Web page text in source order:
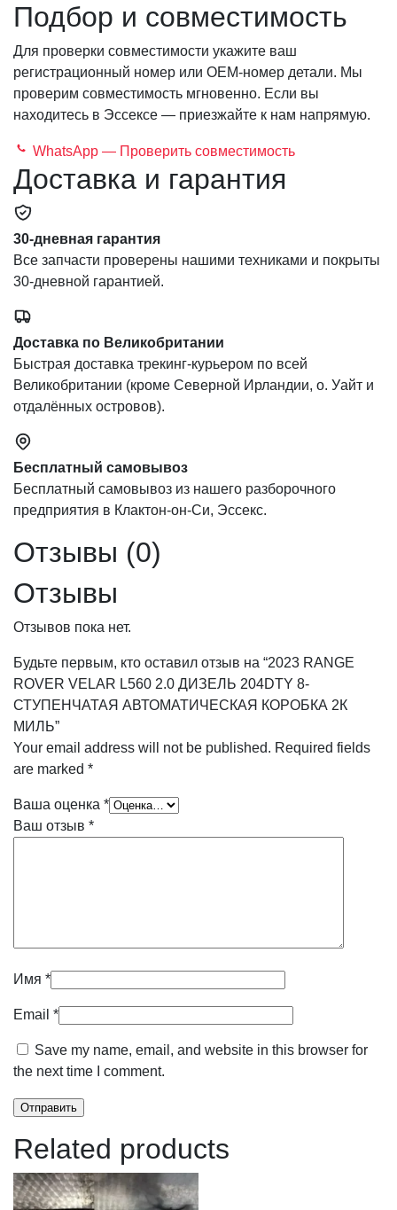
Подбор и совместимость
Для проверки совместимости укажите ваш
регистрационный номер или OEM-номер детали. Мы
проверим совместимость мгновенно. Если вы
находитесь в Эссексе — приезжайте к нам напрямую.
WhatsApp — Проверить совместимость
Доставка и гарантия
30-дневная гарантия
Все запчасти проверены нашими техниками и покрыты
30-дневной гарантией.
Доставка по Великобритании
Быстрая доставка трекинг-курьером по всей
Великобритании (кроме Северной Ирландии, о. Уайт и
отдалённых островов).
Бесплатный самовывоз
Бесплатный самовывоз из нашего разборочного
предприятия в Клактон-он-Си, Эссекс.
Отзывы (0)
Отзывы
Отзывов пока нет.
Будьте первым, кто оставил отзыв на “2023 RANGE
ROVER VELAR L560 2.0 ДИЗЕЛЬ 204DTY 8-
СТУПЕНЧАТАЯ АВТОМАТИЧЕСКАЯ КОРОБКА 2К
МИЛЬ”
Your email address will not be published. Required fields
are marked *
Ваша оценка *
Ваш отзыв *
Имя *
Email *
Save my name, email, and website in this browser for
the next time I comment.
Related products